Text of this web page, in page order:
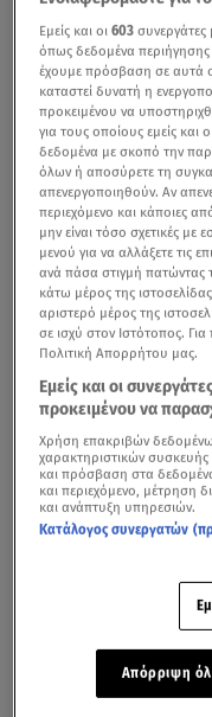
Συνάντησης με θέμα
HUMANITARIAN
MEDITERRANEAN
προκλήσεις και η
διοργανώνει το
σε συνεργασία με το
Βαρδινογιάννη»,
Ζάππειο Μέγαρο.
Το πρώτο πάνελ
«Δημιουργώντας
αιώνα, μέσα από την
διαλόγου και του
την Ευρώ-
Εμείς και οι603
όπως δεδομένα περιήγησης
έχουμε πρόσβαση σε αυτά
καταστεί δυνατή η
προκειμένου να
για τους οποίους εμείς και
δεδομένα με σκοπό την
όλων ή αποσύρετε τη
απενεργοποιηθούν. Αν
περιεχόμενο και κάποιες
μην είναι τόσο σχετικές με
μενού για να αλλάξετε τις
ανά πάσα στιγμή πατώντας
κάτω μέρος της
αριστερό μέρος της
σε ισχύ στον Ιστότοπος. Για
Πολιτική Απορρήτου μας.
Εμείς και οι
προκειμένου να
Χρήση επακριβών
χαρακτηριστικών
και πρόσβαση στα
και περιεχόμενο, μέτρηση
και ανάπτυξη υπηρεσιών.
Κατάλογος συνεργατών
Απόρριψη